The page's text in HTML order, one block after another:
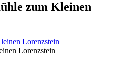
zum Kleinen
Lorenzstein